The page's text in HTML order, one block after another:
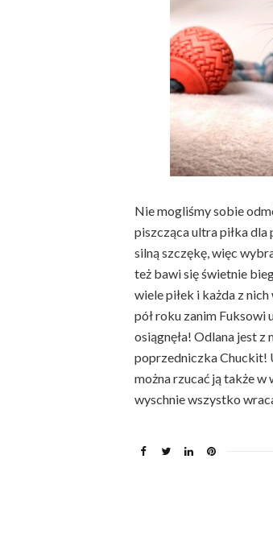
Nie mogliśmy sobie
piszcząca ultra piłka dla
silną szczękę, więc
też bawi się świetnie
wiele piłek i każda z
pół roku zanim Fuksowi
osiągnęła! Odlana jest
poprzedniczka Chuckit!
można rzucać ją także
wyschnie wszystko